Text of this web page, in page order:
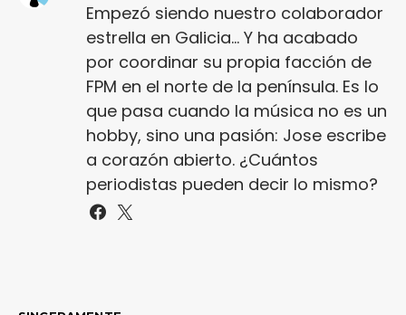
Empezó siendo nuestro colaborador
estrella en Galicia... Y ha acabado
por coordinar su propia facción de
FPM en el norte de la península. Es lo
que pasa cuando la música no es un
hobby, sino una pasión: Jose escribe
a corazón abierto. ¿Cuántos
periodistas pueden decir lo mismo?